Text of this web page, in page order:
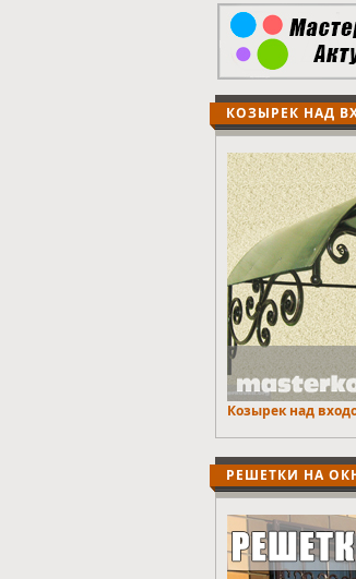
КОЗЫРЕК НАД
Козырек над
РЕШЕТКИ НА